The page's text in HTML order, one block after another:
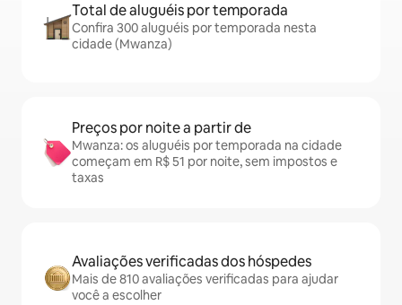
Total de aluguéis por temporada
Confira 300 aluguéis por temporada nesta
cidade (Mwanza)
Preços por noite a partir de
Mwanza: os aluguéis por temporada na cidade
começam em R$ 51 por noite, sem impostos e
taxas
Avaliações verificadas dos hóspedes
Mais de 810 avaliações verificadas para ajudar
você a escolher